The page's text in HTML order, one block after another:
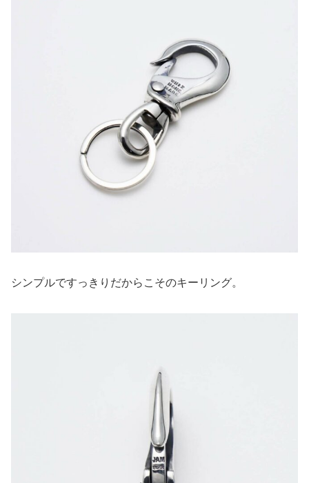
シンプルですっきりだからこそのキーリング。